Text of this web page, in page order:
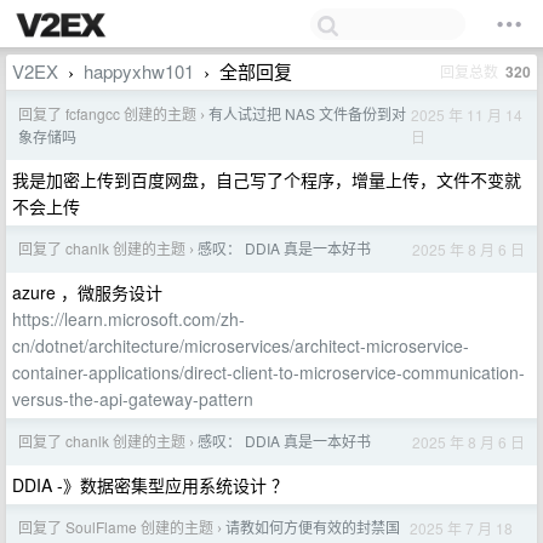
V2EX › happyxhw101 › 全部回复 回复总数 320
回复了 fcfangcc 创建的主题 › 有人试过把 NAS 文件备份到对
象存储吗
2025 年 11 月 14
日
我是加密上传到百度网盘，自己写了个程序，增量上传，文件不变就
不会上传
回复了 chanlk 创建的主题 › 感叹： DDIA 真是一本好书 2025 年 8 月 6 日
azure ，微服务设计
https://learn.microsoft.com/zh-
cn/dotnet/architecture/microservices/architect-microservice-
container-applications/direct-client-to-microservice-communication-
versus-the-api-gateway-pattern
回复了 chanlk 创建的主题 › 感叹： DDIA 真是一本好书 2025 年 8 月 6 日
DDIA -》数据密集型应用系统设计 ？
回复了 SoulFlame 创建的主题 › 请教如何方便有效的封禁国 2025 年 7 月 18